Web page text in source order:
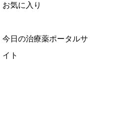
お気に入り
今日の治療薬ポータルサ
イト